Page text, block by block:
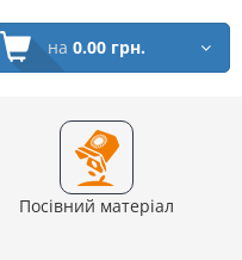
на 0.00 грн.
Посівний матеріал